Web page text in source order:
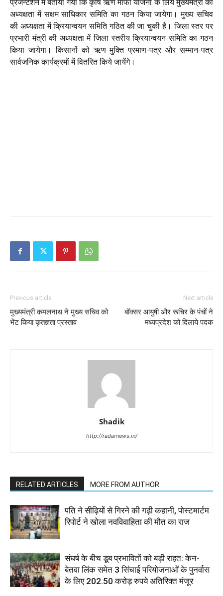
प्रेजेन्टेशन में बताया गया कि कृषि ऋण माफी योजना के लिये मुख्यमंत्री की
अध्यक्षता में सक्षम साधिकार समिति का गठन किया जायेगा। मुख्य सचिव
की अध्यक्षता में क्रियान्वयन समिति गठित की जा चुकी है। जिला स्तर पर
प्रभारी मंत्री की अध्यक्षता में जिला स्तरीय क्रियान्वयन समिति का गठन
किया जायेगा। किसानों को ऋण मुक्ति प्रमाण-पत्र और सम्मान-पत्र
सार्वजनिक कार्यक्रमों में वितरित किये जायेंगे।
Previous article
मुख्यमंत्री कमलनाथ ने मुख्य सचिव को
भेंट किया कृतज्ञता प्रस्ताव
Next article
बॉक्सर आयुषी और रूचिर के पंचों ने
मध्यप्रदेश को दिलाये पदक
Shadik
http://radarnews.in/
RELATED ARTICLES MORE FROM AUTHOR
पति ने सीढ़ियों से गिरने की गढ़ी कहानी, पोस्टमार्टम
रिपोर्ट ने खोला नवविवाहिता की मौत का राज
संघर्ष के बीच डूब प्रभावितों को बड़ी राहत: केन-
बेतवा लिंक समेत 3 सिंचाई परियोजनाओं के पुनर्वास
के लिए 202.50 करोड़ रुपये अतिरिक्त मंजूर